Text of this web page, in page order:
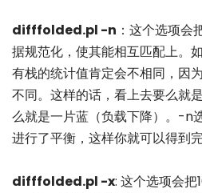
difffolded.pl -n ：这个选项
据规范化，使其能相互匹配上。
有栈的统计值肯定会不相同，因
不同。这样的话，看上去要么就
么就是一片蓝（负载下降）。-n
进行了平衡，这样你就可以得到
difffolded.pl -x: 这个选项会把